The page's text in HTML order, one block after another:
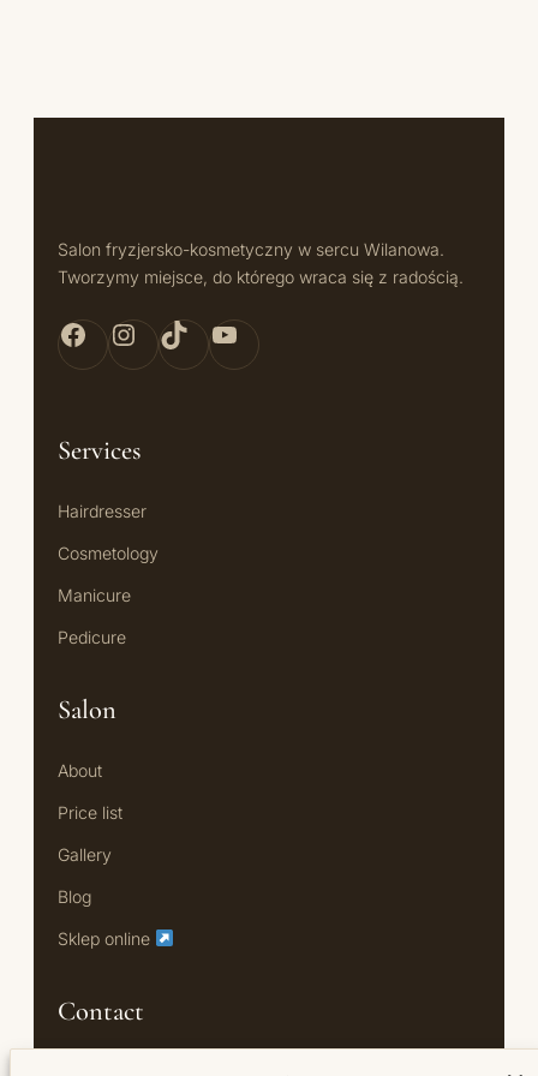
Salon fryzjersko-kosmetyczny w sercu Wilanowa.
Tworzymy miejsce, do którego wraca się z radością.
Facebook Bellita
Instagram Bellita
TikTok Bellita
YouTube Bellita
Services
Hairdresser
Cosmetology
Manicure
Pedicure
Salon
About
Price list
Gallery
Blog
Sklep online
Contact